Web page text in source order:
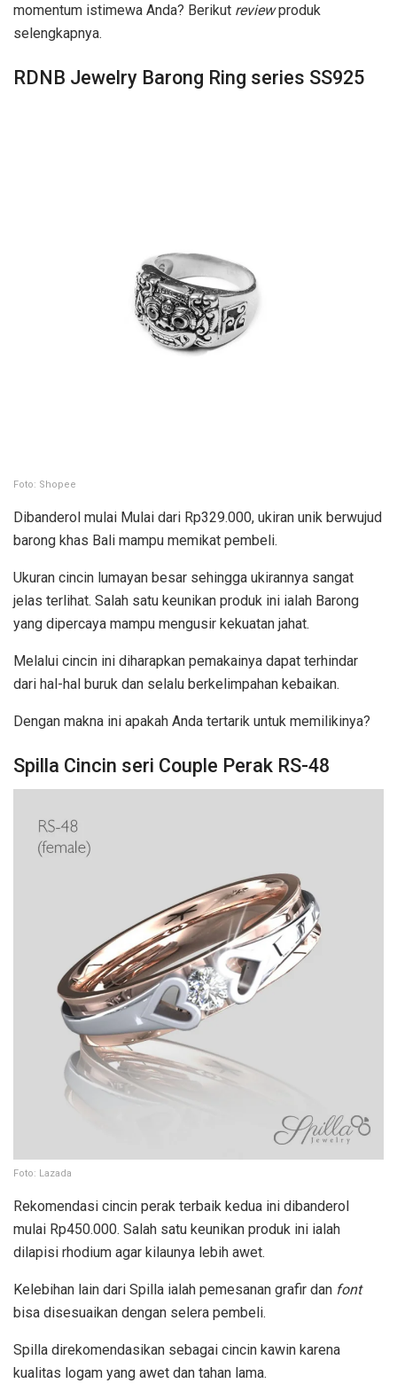
momentum istimewa Anda? Berikut reviewproduk
selengkapnya.
RDNB Jewelry Barong Ring series SS925
Foto: Shopee
Dibanderol mulai Mulai dari Rp329.000, ukiran unik berwujud
barong khas Bali mampu memikat pembeli.
Ukuran cincin lumayan besar sehingga ukirannya sangat
jelas terlihat. Salah satu keunikan produk ini ialah Barong
yang dipercaya mampu mengusir kekuatan jahat.
Melalui cincin ini diharapkan pemakainya dapat terhindar
dari hal-hal buruk dan selalu berkelimpahan kebaikan.
Dengan makna ini apakah Anda tertarik untuk memilikinya?
Spilla Cincin seri Couple Perak RS-48
Foto: Lazada
Rekomendasi cincin perak terbaik kedua ini dibanderol
mulai Rp450.000. Salah satu keunikan produk ini ialah
dilapisi rhodium agar kilaunya lebih awet.
Kelebihan lain dari Spilla ialah pemesanan grafir dan font
bisa disesuaikan dengan selera pembeli.
Spilla direkomendasikan sebagai cincin kawin karena
kualitas logam yang awet dan tahan lama.